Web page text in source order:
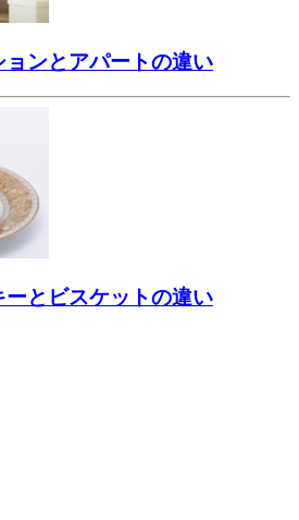
ンとアパートの違い
とビスケットの違い